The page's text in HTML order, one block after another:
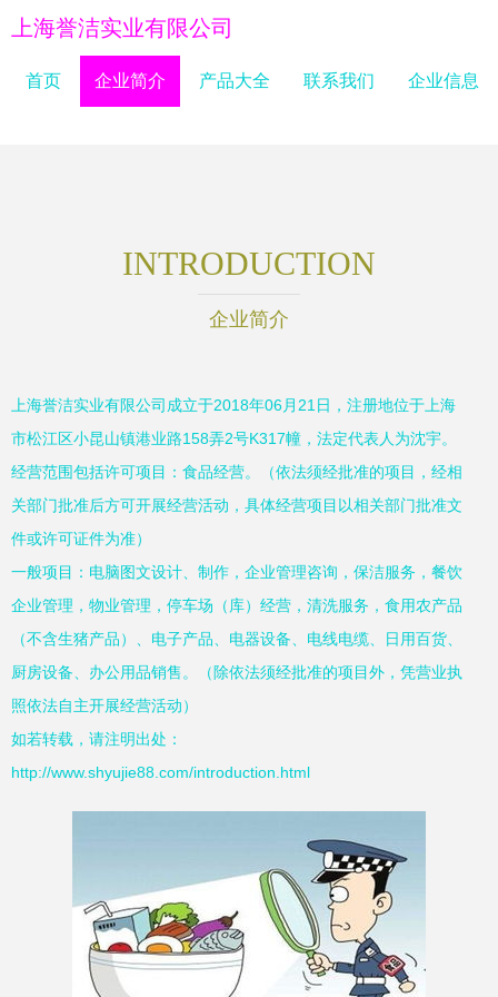
上海誉洁实业有限公司
首页 企业简介 产品大全 联系我们 企业信息
INTRODUCTION
企业简介
上海誉洁实业有限公司成立于2018年06月21日，注册地位于上海
市松江区小昆山镇港业路158弄2号K317幢，法定代表人为沈宇。
经营范围包括许可项目：食品经营。（依法须经批准的项目，经相
关部门批准后方可开展经营活动，具体经营项目以相关部门批准文
件或许可证件为准）
一般项目：电脑图文设计、制作，企业管理咨询，保洁服务，餐饮
企业管理，物业管理，停车场（库）经营，清洗服务，食用农产品
（不含生猪产品）、电子产品、电器设备、电线电缆、日用百货、
厨房设备、办公用品销售。（除依法须经批准的项目外，凭营业执
照依法自主开展经营活动）
如若转载，请注明出处：
http://www.shyujie88.com/introduction.html